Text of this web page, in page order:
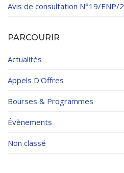
Avis de consultation N°19/ENP/
PARCOURIR
Actualités
Appels D'Offres
Bourses & Programmes
Évènements
Non classé